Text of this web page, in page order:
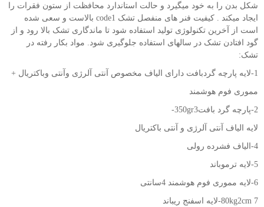
مقایسه لیست دلخواه (0)
تومان
واحد پول
شکل بدن را به خود میگیرد و حالت استاندارد محافظت از ستون فقرات را
ایجاد میکند . کیفیت فنر های منفصل تشک code1 بالاست و سعی شده
است از آخرین تکنولوژی تولید استفاده شود تا ماندگاری تشک بالا رود و از
گود افتادن تشک در سالهای استفاده جلوگیری شود. مواد بکار رفته در
تشک:
1-لایه پارچه گردبافت دارای الیاف مخصوص آنتی آلرژی وآنتی وباکتریال +
مموری فوم هوشمند
2-پارچه گرد بافت350gr3-
لایه الیاف آنتی آلرژی و آنتی باکتریال
4-الیاف فشرده رولی
5-لایه ترموباند
6-لایه مموری فوم هوشمند 4سانتی
80kg2cm 7-لایه اسفنج ریباند